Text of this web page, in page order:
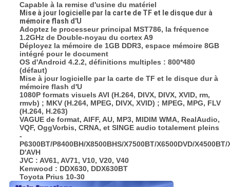
Capable à la remise d'usine du matériel
Mise à jour logicielle par la carte de TF et le disque dur à
mémoire flash d'U
Adoptez le processeur principal MST786, la fréquence
1.2GHz de Double-noyau du cortex A9
Déployez la mémoire de 1GB DDR3, espace mémoire 8GB
intégré pour le document
OS d'Android 4.2.2, définitions multiples : 800*480
(défaut)
Mise à jour logicielle par la carte de TF et le disque dur à
mémoire flash d'U
1080P formats visuels AVI (H.264, DIVX, DIVX, XVID, rm,
rmvb) ; MKV (H.264, MPEG, DIVX, XVID) ; MPEG, MPG, FLV
(H.264, H.263)
VAGUE de format, AIFF, AU, MP3, MIDIM WMA, RealAudio,
VQF, OggVorbis, CRNA, et SINGE audio totalement pleins
‐
P6300BT/P8400BH/X8500BHS/X7500BT/X6500DVD/
D'AVH
JVC : AV61, AV71, V10, V20, V40
Kenwood : DDX630, DDX630BT
Toyota Prius 10-30